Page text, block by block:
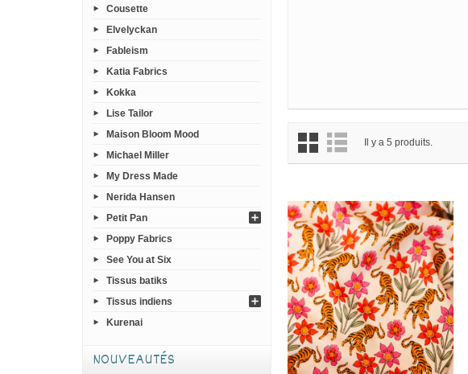
Cousette
Elvelyckan
Fableism
Katia Fabrics
Kokka
Lise Tailor
Maison Bloom Mood
Michael Miller
My Dress Made
Nerida Hansen
Petit Pan
Poppy Fabrics
See You at Six
Tissus batiks
Tissus indiens
Kurenai
NOUVEAUTÉS
Il y a 5 produits.